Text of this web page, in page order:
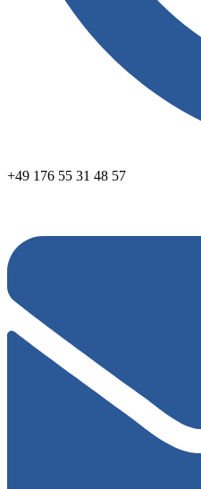
+49 176 55 31 48 57